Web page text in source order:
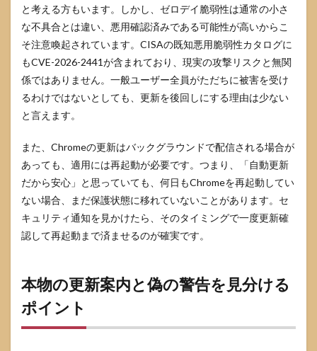
示で
更新
しな
いた
めの
点
6
Chrome
デイ脆
弱性で
よくあ
る疑問
6.1
ゼロ
デイ
です
と考える方もいます。しかし、ゼロデイ脆弱性は通常の小さ
な不具合とは違い、悪用確認済みである可能性が高いからこ
そ注意喚起されています。CISAの既知悪用脆弱性カタログに
もCVE-2026-2441が含まれており、現実の攻撃リスクと無関
係ではありません。一般ユーザー全員がただちに被害を受け
るわけではないとしても、更新を後回しにする理由は少ない
と言えます。
また、Chromeの更新はバックグラウンドで配信される場合が
あっても、適用には再起動が必要です。つまり、「自動更新
だから安心」と思っていても、何日もChromeを再起動してい
ない場合、まだ保護状態に移れていないことがあります。セ
キュリティ通知を見かけたら、そのタイミングで一度更新確
認して再起動まで済ませるのが確実です。
本物の更新案内と偽の警告を見分ける
ポイント